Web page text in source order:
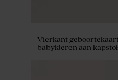
Vierkant
babykleren aan